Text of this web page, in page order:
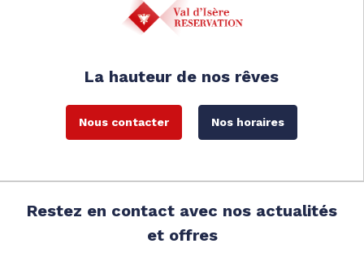
La hauteur de nos rêves
Nous contacter Nos horaires
Restez en contact avec nos actualités
et offres